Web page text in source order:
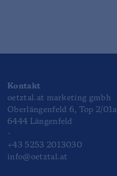
Kontakt
oetztal.at marketing gmbh
Oberlängenfeld 6, Top 2/01a
6444 Längenfeld
-
+43 5253 2013030
info@oetztal.at